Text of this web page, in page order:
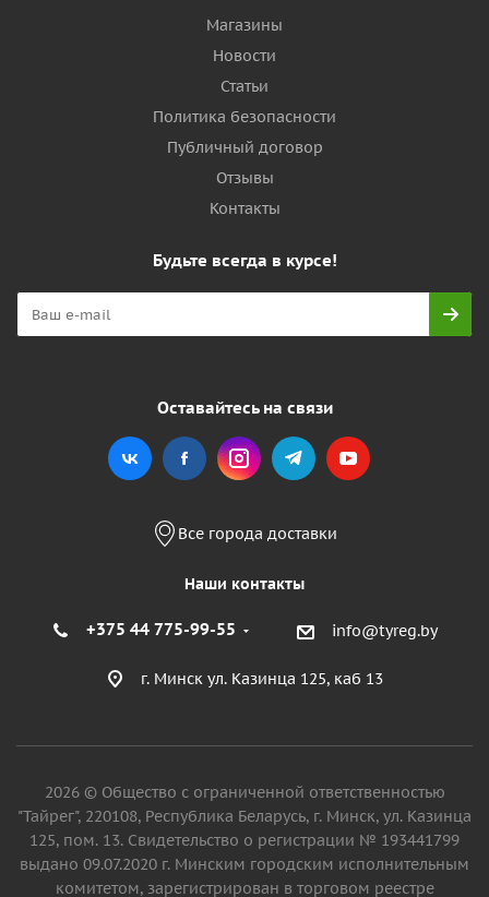
Магазины
Новости
Статьи
Политика безопасности
Публичный договор
Отзывы
Контакты
Будьте всегда в курсе!
Оставайтесь на связи
Все города доставки
Наши контакты
+375 44 775-99-55 info@tyreg.by
г. Минск ул. Казинца 125, каб 13
2026 © Общество с ограниченной ответственностью
"Тайрег", 220108, Республика Беларусь, г. Минск, ул. Казинца
125, пом. 13. Свидетельство о регистрации № 193441799
выдано 09.07.2020 г. Минским городским исполнительным
комитетом, зарегистрирован в торговом реестре